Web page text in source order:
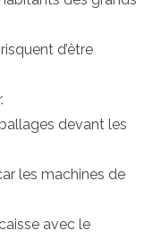
d’être
devant les
les machines de
avec le